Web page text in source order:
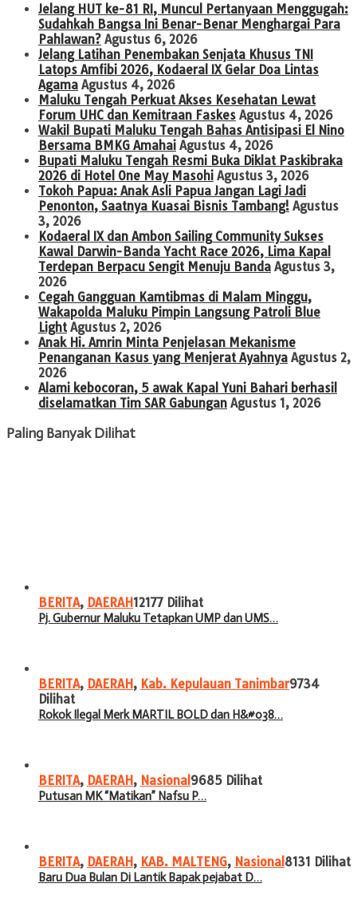
Jelang HUT ke-81 RI, Muncul Pertanyaan Menggugah:
Sudahkah Bangsa Ini Benar-Benar Menghargai Para
Pahlawan? Agustus 6, 2026
Jelang Latihan Penembakan Senjata Khusus TNI
Latops Amfibi 2026, Kodaeral IX Gelar Doa Lintas
Agama Agustus 4, 2026
Maluku Tengah Perkuat Akses Kesehatan Lewat
Forum UHC dan Kemitraan Faskes Agustus 4, 2026
Wakil Bupati Maluku Tengah Bahas Antisipasi El Nino
Bersama BMKG Amahai Agustus 4, 2026
Bupati Maluku Tengah Resmi Buka Diklat Paskibraka
2026 di Hotel One May Masohi Agustus 3, 2026
Tokoh Papua: Anak Asli Papua Jangan Lagi Jadi
Penonton, Saatnya Kuasai Bisnis Tambang! Agustus
3, 2026
Kodaeral IX dan Ambon Sailing Community Sukses
Kawal Darwin-Banda Yacht Race 2026, Lima Kapal
Terdepan Berpacu Sengit Menuju Banda Agustus 3,
2026
Cegah Gangguan Kamtibmas di Malam Minggu,
Wakapolda Maluku Pimpin Langsung Patroli Blue
Light Agustus 2, 2026
Anak Hi. Amrin Minta Penjelasan Mekanisme
Penanganan Kasus yang Menjerat Ayahnya Agustus 2,
2026
Alami kebocoran, 5 awak Kapal Yuni Bahari berhasil
diselamatkan Tim SAR Gabungan Agustus 1, 2026
Paling Banyak Dilihat
BERITA, DAERAH12177 Dilihat
Pj. Gubernur Maluku Tetapkan UMP dan UMS…
BERITA, DAERAH, Kab. Kepulauan Tanimbar9734
Dilihat
Rokok Ilegal Merk MARTIL BOLD dan H&#038…
BERITA, DAERAH, Nasional 9685 Dilihat
Putusan MK “Matikan” Nafsu P…
BERITA, DAERAH, KAB. MALTENG, Nasional 8131 Dilihat
Baru Dua Bulan Di Lantik Bapak pejabat D…